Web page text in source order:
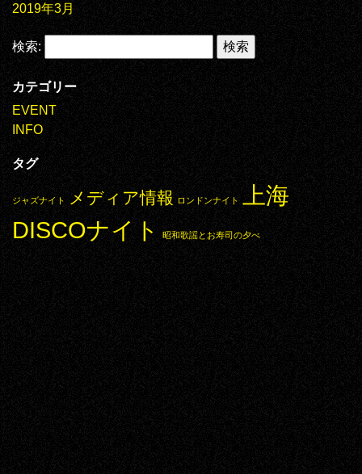
2019年3月
検索:
カテゴリー
EVENT
INFO
タグ
ジャズナイト メディア情報 ロンドンナイト
上海
DISCOナイト
昭和歌謡とお寿司の夕べ